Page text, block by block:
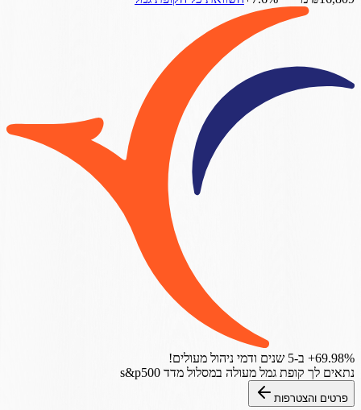
‎+69.98% ב-5 שנים
ודמי ניהול מעולים!
נתאים לך קופת גמל מעולה במסלול מדד s&p500
פרטים והצטרפות